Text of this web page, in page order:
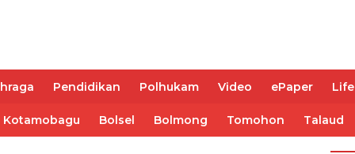
Pendidikan Polhukam Video ePaper
Kotamobagu Bolsel Bolmong Tomohon Talaud